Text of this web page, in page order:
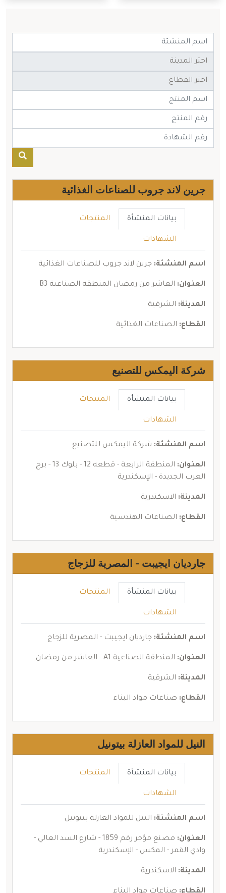
جرين لاند جروب للصناعات الغذائية
بيانات المنشأة المنتجات
الشهادات
اسم المنشئة: جرين لاند جروب للصناعات الغذائية
العنوان: العاشر من رمضان المنطقة الصناعية B3
المدينة: الشرقية
القطاع: الصناعات الغذائية
شركة اليمكس للتصنيع
بيانات المنشأة المنتجات
الشهادات
اسم المنشئة: شركة اليمكس للتصنيع
العنوان:
المنطقة الرابعة - قطعه 12 - بلوك 13 - برج
العرب الجديدة - الإسكندرية
المدينة: الاسكندرية
القطاع: الصناعات الهندسية
جارديان ايجيبت - المصرية للزجاج
بيانات المنشأة المنتجات
الشهادات
اسم المنشئة: جارديان ايجيبت - المصرية للزجاج
العنوان: المنطقة الصناعية A1 - العاشر من رمضان
المدينة: الشرقية
القطاع: صناعات مواد البناء
النيل للمواد العازلة بيتونيل
بيانات المنشأة المنتجات
الشهادات
اسم المنشئة: النيل للمواد العازلة بيتونيل
العنوان:
مصنع مؤجر رقم 1859 - شارع السد العالي -
وادي القمر - المكس - الإسكندرية
المدينة: الاسكندرية